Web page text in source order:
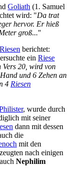
Goliath (1. Samuel
wird: "Da trat
hervor. Er hieß
groß..."
Riesen berichtet:
ein Riese
Vers 20, wird von
und 6 Zehen an
4 Riesen
, wurde durch
mit seiner
dann mit dessen
die
mit den
nach einigen
Nephilim